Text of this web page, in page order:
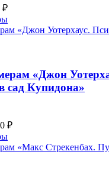
странице
товара.
₽Диапазон
цен:
1545.00 ₽
Этот
товар
Опции
можно
выбрать
товара.
«Джон
сад Купидона»
₽Диапазон
1679.00 ₽
Этот
товар